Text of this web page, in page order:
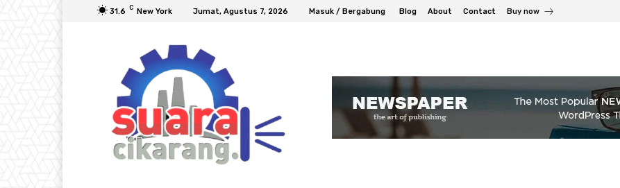
31.6 C New York Jumat, Agustus 7, 2026 Masuk / Bergabung Blog About Contact Buy now